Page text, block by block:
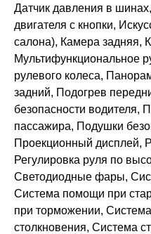
Датчик давления в
двигателя с кнопки,
салона), Камера задняя,
Мультифункциональное
рулевого колеса,
задний, Подогрев
безопасности водителя,
пассажира, Подушки
Проекционный дисплей,
Регулировка руля по
Светодиодные фары,
Система помощи при
при торможении,
столкновения, Система